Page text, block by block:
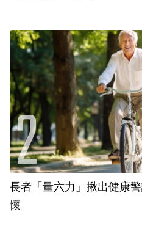
長者「量六力」揪出健康
懷